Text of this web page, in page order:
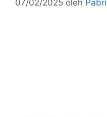
07/02/2025 oleh